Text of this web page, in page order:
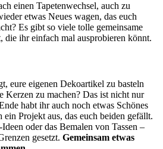
einen Tapetenwechsel, auch zu
etwas Neues wagen, das euch
Es gibt so viele tolle gemeinsame
die ihr einfach mal ausprobieren könnt.
eure eigenen Dekoartikel zu basteln
Kerzen zu machen? Das ist nicht nur
habt ihr auch noch etwas Schönes
Projekt aus, das euch beiden gefällt.
oder das Bemalen von Tassen –
gesetzt. Gemeinsam etwas